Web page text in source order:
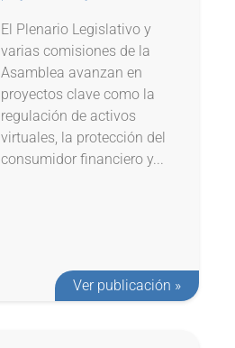
El Plenario Legislativo y
varias comisiones de la
Asamblea avanzan en
proyectos clave como la
regulación de activos
virtuales, la protección del
consumidor financiero y...
Ver publicación »